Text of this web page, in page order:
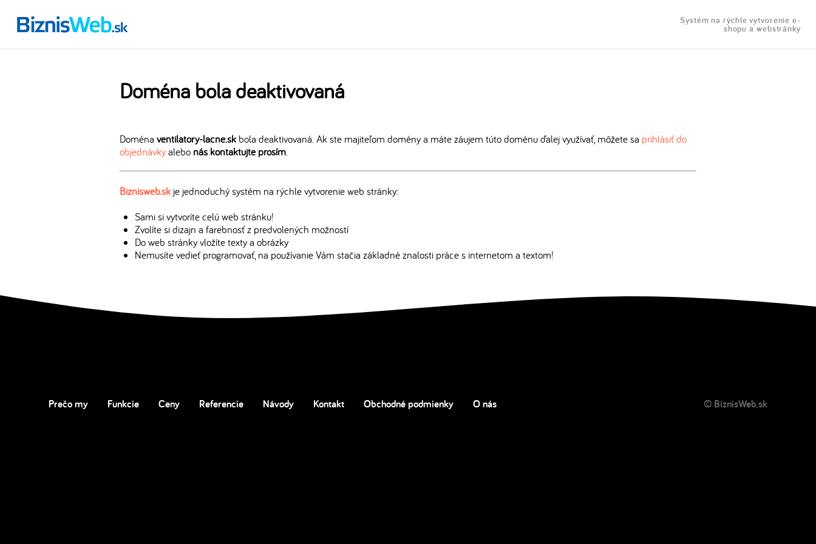
Systém na rýchle vytvorenie e-
shopu a webstránky
Doména bola deaktivovaná
Doména ventilatory-lacne.sk bola deaktivovaná. Ak ste majiteľom domény a máte záujem túto doménu ďalej využívať, môžete sa prihlásiť do
objednávkyalebo nás kontaktujte prosím
Biznisweb.sk je jednoduchý systém na rýchle vytvorenie web stránky:
Sami si vytvoríte celú web stránku!
Zvolíte si dizajn a farebnosť z predvolených možností
Do web stránky vložíte texty a obrázky
Nemusíte vedieť programovať, na používanie Vám stačia základné znalosti práce s internetom a textom!
Prečo my Funkcie Ceny Referencie Návody Kontakt Obchodné podmienky O nás © BiznisWeb.sk